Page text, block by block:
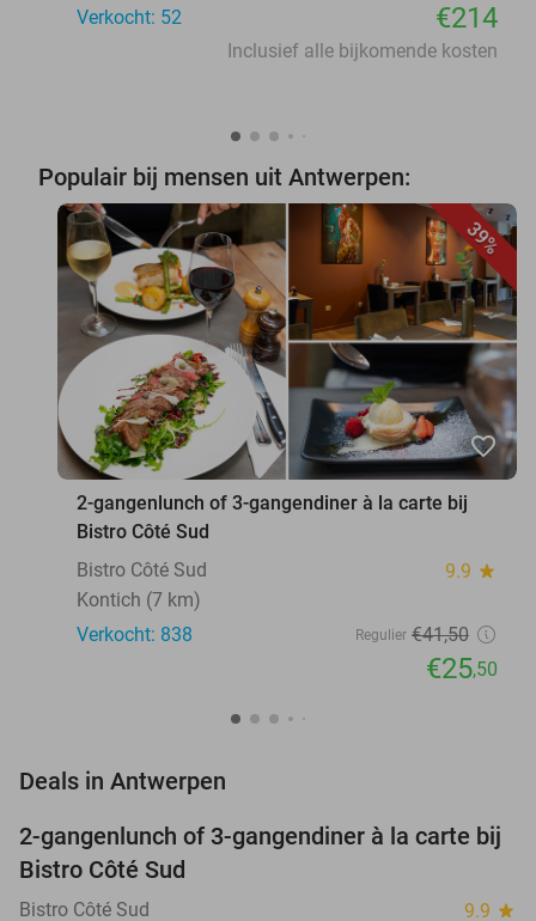
Verkocht: 52 €214
Inclusief alle bijkomende kosten
Populair bij mensen uit Antwerpen:
39%
favorite_border
2-gangenlunch of 3-gangendiner à la carte bij
Bistro Côté Sud
Bistro Côté Sud
9.9 star
Kontich (7 km)
Verkocht: 838
Regulier €41,50
€25,50
Deals in Antwerpen
39%
2-gangenlunch of 3-gangendiner à la carte bij
Bistro Côté Sud
Bistro Côté Sud 9.9 star